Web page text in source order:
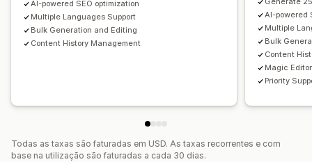
AI-powered SEO optimization
Multiple Languages Support
Bulk Generation and Editing
Content History Management
AI-powered
Multiple
Bulk
Content
Magic
Priority
Todas as taxas são faturadas em USD. As taxas recorrentes e com
base na utilização são faturadas a cada 30 dias.